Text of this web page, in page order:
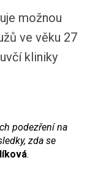
možnou
ve věku 27
kliniky
podezření na
zda se
.